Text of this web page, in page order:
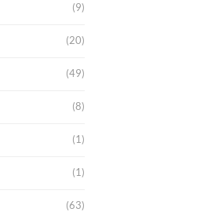
(9)
(20)
(49)
(8)
(1)
(1)
(63)